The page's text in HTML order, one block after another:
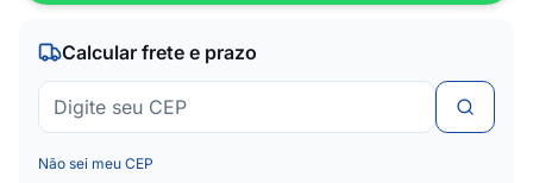
Calcular frete e prazo
Não sei meu CEP